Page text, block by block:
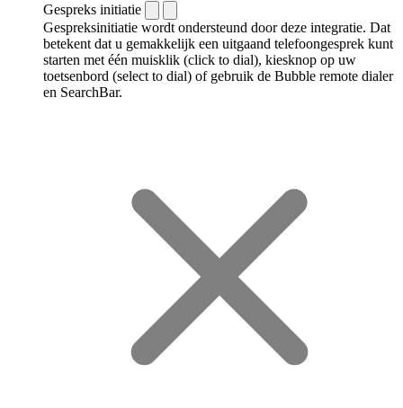
Gespreks initiatie
Gespreksinitiatie wordt ondersteund door deze integratie. Dat
betekent dat u gemakkelijk een uitgaand telefoongesprek kunt
starten met één muisklik (click to dial), kiesknop op uw
toetsenbord (select to dial) of gebruik de Bubble remote dialer
en SearchBar.